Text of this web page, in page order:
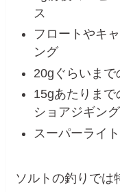
ス
フロートやキ
ング
20gぐらいまで
15gあたりまで
ショアジギング
スーパーライ
ソルトの釣りでは